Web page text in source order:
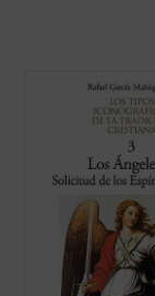
Este tercer volumen de la
tipos iconográficos de la
cristiana» es el segundo de la
dedicado a la representación
de los ángeles. En esta
se centra en la actividad